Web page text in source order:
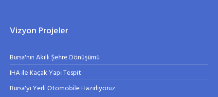
Vizyon Projeler
Bursa'nın Akıllı Şehre Dönüşümü
IHA ile Kaçak Yapı Tespit
Bursa'yı Yerli Otomobile Hazırlıyoruz